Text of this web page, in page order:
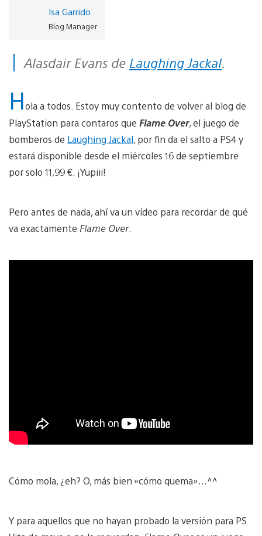
Isa Garrido
Blog Manager
Alasdair Evans de Laughing Jackal.
Hola a todos. Estoy muy contento de volver al blog de
PlayStation para contaros que Flame Over, el juego de
bomberos de Laughing Jackal, por fin da el salto a PS4 y
estará disponible desde el miércoles 16 de septiembre
por solo 11,99 €. ¡Yupiii!
Pero antes de nada, ahí va un vídeo para recordar de qué
va exactamente Flame Over:
Cómo mola, ¿eh? O, más bien «cómo quema»…^^
Y para aquellos que no hayan probado la versión para PS